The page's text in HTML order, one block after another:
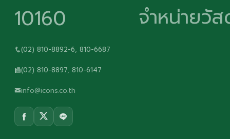
10160
(02) 810-8892-6, 810-6687
(02) 810-8897, 810-6147
info@icons.co.th
จำหน่ายวั